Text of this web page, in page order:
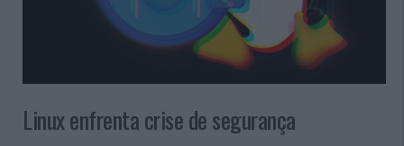
Linux enfrenta crise de segurança